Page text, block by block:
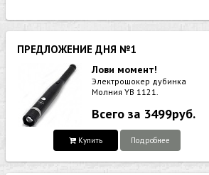
ПРЕДЛОЖЕНИЕ ДНЯ №1
Лови момент!
Электрошокер дубинка
Молния YB 1121.
Всего за 3499руб.
Купить Подробнее